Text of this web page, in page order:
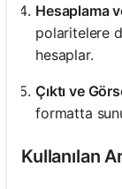
Hesaplama
polaritelere
hesaplar.
Çıktı ve
formatta
Kullanılan